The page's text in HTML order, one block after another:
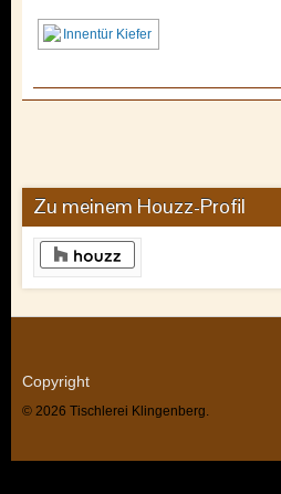
Zu meinem Houzz-Profil
Copyright
© 2026 Tischlerei Klingenberg.